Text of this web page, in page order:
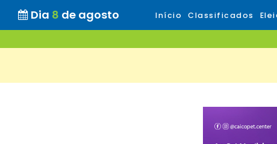
Dia 8 de agosto Início Classificados